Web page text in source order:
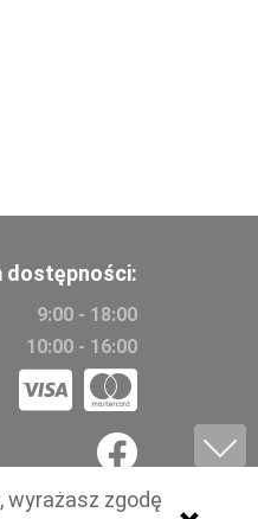
dostępności:
9:00 - 18:00
10:00 - 16:00
zgodę